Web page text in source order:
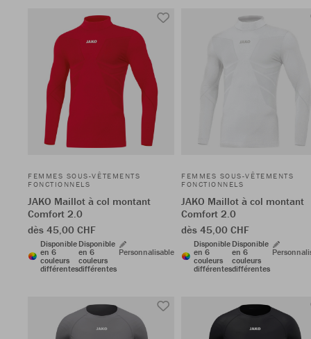
FEMMES SOUS-VÊTEMENTS
FONCTIONNELS
JAKO Maillot à col montant
Comfort 2.0
dès 45,00 CHF
Disponible
en 6
couleurs
différentes
Disponible
en 6
couleurs
différentes
Personnalisable
FEMMES SOUS-VÊTEMENTS
FONCTIONNELS
JAKO Maillot à col montant
Comfort 2.0
dès 45,00 CHF
Disponible
en 6
couleurs
différentes
Disponible
en 6
couleurs
différentes